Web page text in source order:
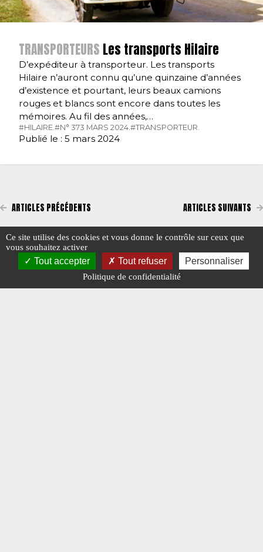
TRANSPORTEURS Les transports Hilaire
D’expéditeur à transporteur. Les transports
Hilaire n’auront connu qu’une quinzaine d’années
d’existence et pourtant, leurs beaux camions
rouges et blancs sont encore dans toutes les
mémoires. Au fil des années,…
#HILAIRE.#N° 373 MARS 2024.#TRANSPORTEUR.
Publié le : 5 mars 2024
ARTICLES PRÉCÉDENTS ARTICLES SUIVANTS
Ce site utilise des cookies et vous donne le contrôle sur ceux que
vous souhaitez activer
Tout accepter Tout refuser Personnaliser
Politique de confidentialité